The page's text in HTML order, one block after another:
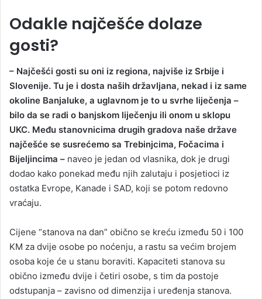
Odakle najčešće dolaze
gosti?
– Najčešći gosti su oni iz regiona, najviše iz Srbije i
Slovenije. Tu je i dosta naših državljana, nekad i iz same
okoline Banjaluke, a uglavnom je to u svrhe liječenja –
bilo da se radi o banjskom liječenju ili onom u sklopu
UKC. Među stanovnicima drugih gradova naše države
najčešće se susrećemo sa Trebinjcima, Fočacima i
Bijeljincima – naveo je jedan od vlasnika, dok je drugi
dodao kako ponekad među njih zalutaju i posjetioci iz
ostatka Evrope, Kanade i SAD, koji se potom redovno
vraćaju.
Cijene “stanova na dan” obično se kreću između 50 i 100
KM za dvije osobe po noćenju, a rastu sa većim brojem
osoba koje će u stanu boraviti. Kapaciteti stanova su
obično između dvije i četiri osobe, s tim da postoje
odstupanja – zavisno od dimenzija i uređenja stanova.